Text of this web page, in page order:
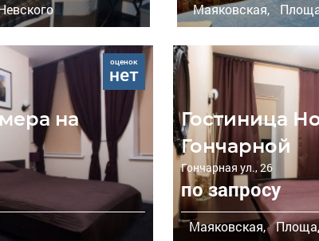
Маяковская,
оценок
нет
на
Гостиница
Гончарной
Гончарная ул., 26
по запросу
Маяковская,